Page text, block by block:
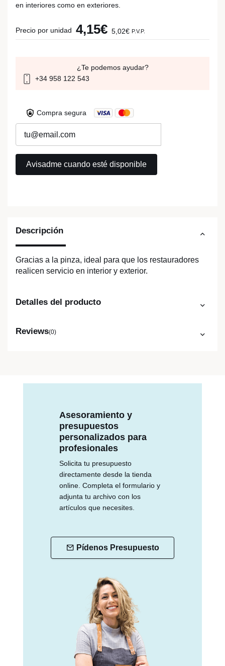
Descripción
Gracias a la pinza, ideal para que los restauradores
realicen servicio en interior y exterior.
Detalles del producto
Reviews(0)
en interiores como en exteriores.
Precio por unidad 4,15€ 5,02€ P.V.P.
¿Te podemos ayudar?
+34 958 122 543
Compra segura
Asesoramiento y
presupuestos
personalizados para
profesionales
Solicita tu presupuesto
directamente desde la tienda
online. Completa el formulario y
adjunta tu archivo con los
artículos que necesites.
Pídenos Presupuesto